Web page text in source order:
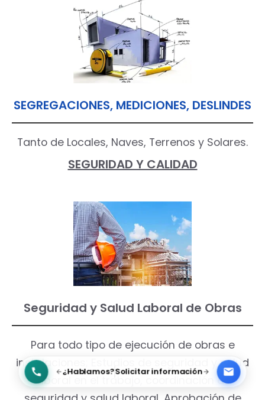
SEGREGACIONES, MEDICIONES, DESLINDES
Tanto de Locales, Naves, Terrenos y Solares.
SEGURIDAD Y CALIDAD
Seguridad y Salud Laboral de Obras
Para todo tipo de ejecución de obras e
instalaciones; Estudios de seguridad y salud
laboral en el trabajo, coordinación de
¿Hablamos?Solicitar información